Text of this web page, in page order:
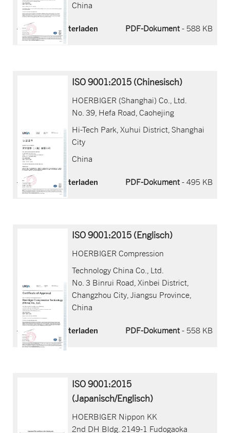
China
Jetzt herunterladen PDF-Dokument- 588 KB
ISO 9001:2015 (Chinesisch)
HOERBIGER (Shanghai) Co., Ltd.
No. 39, Hefa Road, Caohejing
Hi-Tech Park, Xuhui District, Shanghai
City
China
Jetzt herunterladen PDF-Dokument- 495 KB
ISO 9001:2015 (Englisch)
HOERBIGER Compression
Technology China Co., Ltd.
No. 3 Binrui Road, Xinbei District,
Changzhou City, Jiangsu Province,
China
Jetzt herunterladen PDF-Dokument- 558 KB
ISO 9001:2015
(Japanisch/Englisch)
HOERBIGER Nippon KK
2nd DH Bldg. 2149-1 Fudogaoka